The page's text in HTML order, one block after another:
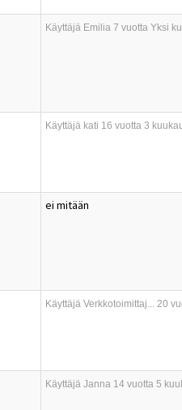
Käyttäjä Emilia 7 vuotta Yksi
Käyttäjä kati 16 vuotta 3
ei mitään
Käyttäjä Verkkotoimittaj... 20
Käyttäjä Janna 14 vuotta 5